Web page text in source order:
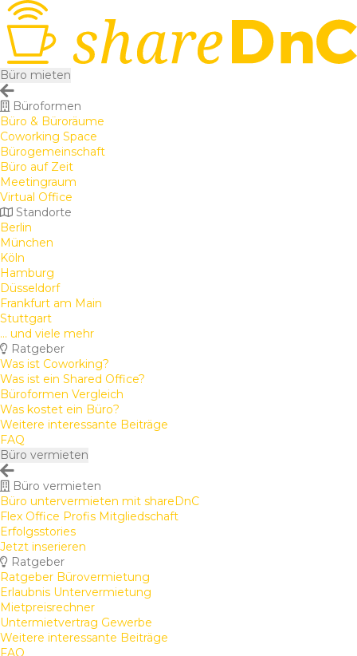
Büro mieten
Büroformen
Büro & Büroräume
Coworking Space
Bürogemeinschaft
Büro auf Zeit
Meetingraum
Virtual Office
Standorte
Berlin
München
Köln
Hamburg
Düsseldorf
Frankfurt am Main
Stuttgart
... und viele mehr
Ratgeber
Was ist Coworking?
Was ist ein Shared Office?
Büroformen Vergleich
Was kostet ein Büro?
Weitere interessante Beiträge
FAQ
Büro vermieten
Büro vermieten
Büro untervermieten mit shareDnC
Flex Office Profis Mitgliedschaft
Erfolgsstories
Jetzt inserieren
Ratgeber
Ratgeber Bürovermietung
Erlaubnis Untervermietung
Mietpreisrechner
Untermietvertrag Gewerbe
Weitere interessante Beiträge
FAQ